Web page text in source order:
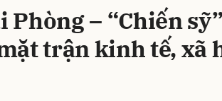
– “Chiến sỹ”
trận kinh tế, xã